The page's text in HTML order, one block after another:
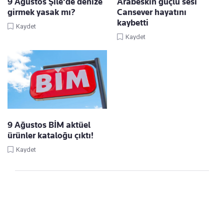
girmek yasak mı?
Kaydet
Cansever hayatını
kaybetti
Kaydet
9 Ağustos BİM aktüel
ürünler kataloğu çıktı!
Kaydet